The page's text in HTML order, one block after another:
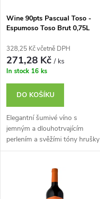
p
r
o
d
u
k
s
p
r
o
d
u
k
Wine 90pts Pascual Toso -
Espumoso Toso Brut 0,75L
328,25 Kč včetně DPH
271,28 Kč/ ks
In stock 16 ks
DO KOŠÍKU
Elegantní šumivé víno s
jemným a dlouhotrvajícím
perlením a svěžími tóny hrušky
a bílé broskve.